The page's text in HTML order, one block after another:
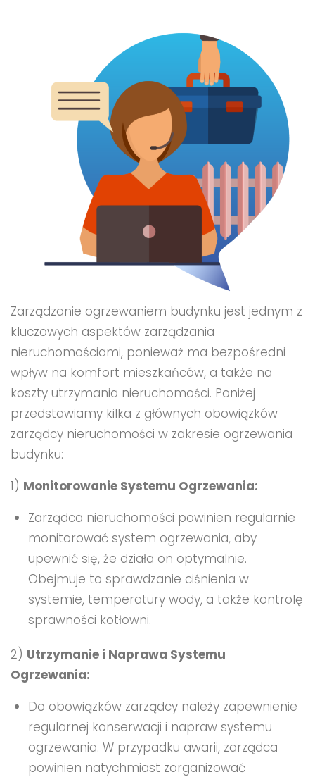
Zarządzanie ogrzewaniem budynku jest jednym z
kluczowych aspektów zarządzania
nieruchomościami, ponieważ ma bezpośredni
wpływ na komfort mieszkańców, a także na
koszty utrzymania nieruchomości. Poniżej
przedstawiamy kilka z głównych obowiązków
zarządcy nieruchomości w zakresie ogrzewania
budynku:
1) Monitorowanie Systemu Ogrzewania:
Zarządca nieruchomości powinien regularnie
monitorować system ogrzewania, aby
upewnić się, że działa on optymalnie.
Obejmuje to sprawdzanie ciśnienia w
systemie, temperatury wody, a także kontrolę
sprawności kotłowni.
2) Utrzymanie i Naprawa Systemu
Ogrzewania:
Do obowiązków zarządcy należy zapewnienie
regularnej konserwacji i napraw systemu
ogrzewania. W przypadku awarii, zarządca
powinien natychmiast zorganizować